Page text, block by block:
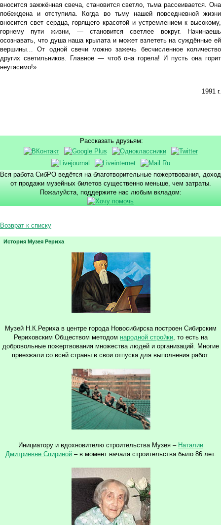
вносится зажжённая свеча, становится светло, тьма рассеивается. Она
побеждена и отступила. Когда во тьму нашей повседневной жизни
вносится свет сердца, горящего красотой и устремлением к высокому,
горнему пути жизни, — становится светлее вокруг. Начинаешь
осознавать, что душа наша крылата и может взлететь на суждённые ей
вершины… От одной свечи можно зажечь бесчисленное количество
других светильников. Главное — чтоб она горела! И пусть она горит
неугасимо!»
1991 г.
Рассказать друзьям:
Вся работа СибРО ведётся на благотворительные пожертвования, доход
от продажи музейных билетов существенно меньше, чем затраты.
Пожалуйста, поддержите нас любым вкладом:
Возврат к списку
История Музея Рериха
Музей Н.К.Рериха в центре города Новосибирска построен Сибирским
Рериховским Обществом методом народной стройки , то есть на
добровольные пожертвования множества людей и организаций. Многие
приезжали со всей страны в свои отпуска для выполнения работ.
Инициатору и вдохновителю строительства Музея – Наталии
Дмитриевне Спириной – в момент начала строительства было 86 лет.